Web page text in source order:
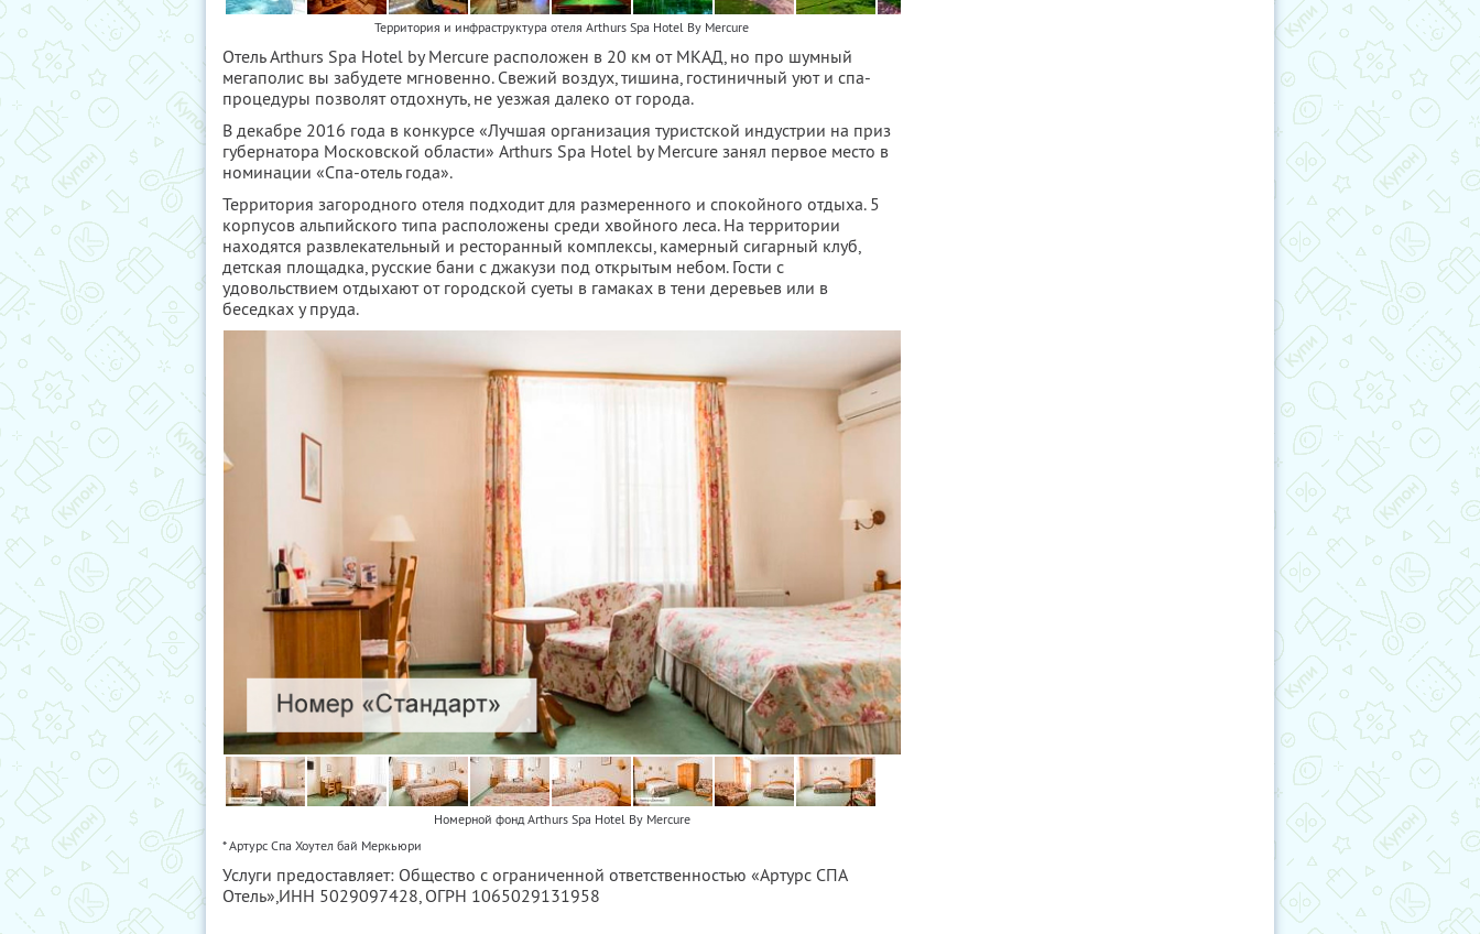
Территория и инфраструктура отеля Arthurs Spa Hotel By Mercure
Отель Arthurs Spa Hotel by Mercure расположен в 20 км от МКАД, но про шумный
мегаполис вы забудете мгновенно. Свежий воздух, тишина, гостиничный уют и спа-
процедуры позволят отдохнуть, не уезжая далеко от города.
В декабре 2016 года в конкурсе «Лучшая организация туристской индустрии на приз
губернатора Московской области» Arthurs Spa Hotel by Mercure занял первое место в
номинации «Спа-отель года».
Территория загородного отеля подходит для размеренного и спокойного отдыха. 5
корпусов альпийского типа расположены среди хвойного леса. На территории
находятся развлекательный и ресторанный комплексы, камерный сигарный клуб,
детская площадка, русские бани с джакузи под открытым небом. Гости с
удовольствием отдыхают от городской суеты в гамаках в тени деревьев или в
беседках у пруда.
Номерной фонд Arthurs Spa Hotel By Mercure
* Артурс Спа Хоутел бай Меркьюри
Услуги предоставляет: Общество с ограниченной ответственностью «Артурс СПА
Отель», ИНН 5029097428 , ОГРН 1065029131958